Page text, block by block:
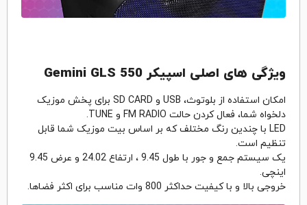
ویژگی های اصلی اسپیکر Gemini GLS 550
امکان استفاده از بلوتوث، USB و SD CARD برای پخش موزیک
دلخواه شما، فعال کردن حالت FM RADIO و TUNE.
LED با چندین رنگ مختلف که بر اساس بیت موزیک شما قابل
تنظیم است.
یک سیستم جمع و جور با طول 9.45 ، ارتفاع 24.02 و عرض 9.45
اینچی.
خروجی بالا و با کیفیت حداکثر 800 وات مناسب برای اکثر فضاها.